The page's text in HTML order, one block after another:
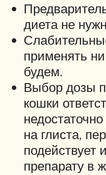
диета не
применять
будем.
Выбор дозы
кошки
на глиста,
подействует
препарату в